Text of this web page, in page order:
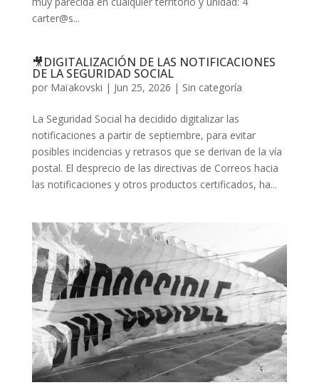
carter@s...
🎥DIGITALIZACIÓN DE LAS NOTIFICACIONES
DE LA SEGURIDAD SOCIAL
por Maïakovski | Jun 25, 2026 | Sin categoría
La Seguridad Social ha decidido digitalizar las
notificaciones a partir de septiembre, para evitar
posibles incidencias y retrasos que se derivan de la vía
postal. El desprecio de las directivas de Correos hacia
las notificaciones y otros productos certificados, ha...